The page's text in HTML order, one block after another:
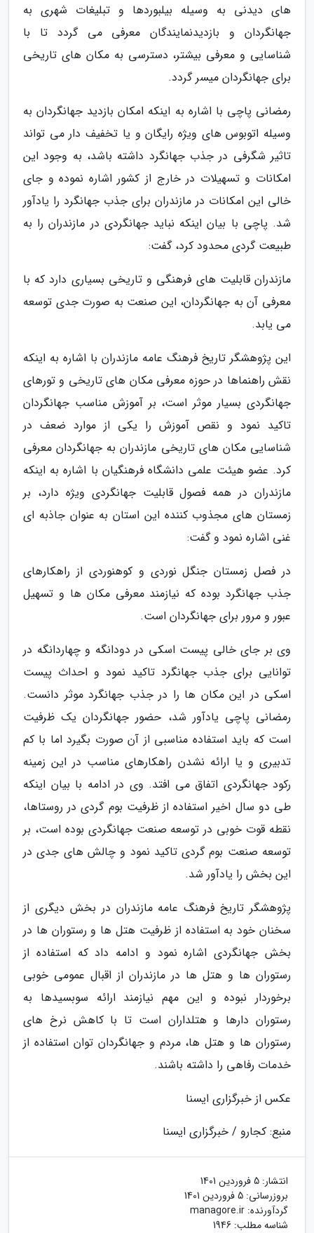
های دیدنی به وسیله بیلبوردها و تبلیغات شهری به
جهانگردان و بازدیدنمایندگان معرفی می گردد تا با
شناسایی و معرفی بیشتر، دسترسی به مکان های تاریخی
برای جهانگردان میسر گردد.
رمضانی پاچی با اشاره به اینکه امکان بازدید جهانگردان به
وسیله اتوبوس های ویژه رایگان و یا تخفیف دار می تواند
تاثیر شگرفی در جذب جهانگرد داشته باشد، به وجود این
امکانات و تسهیلات در خارج از کشور اشاره نموده و جای
خالی این امکانات در مازندران برای جذب جهانگرد را یادآور
شد. پاچی با بیان اینکه نباید جهانگردی در مازندران را به
طبیعت گردی محدود کرد، گفت:
مازندران قابلیت های فرهنگی و تاریخی بسیاری دارد که با
معرفی آن به جهانگردان، این صنعت به صورت جدی توسعه
می یابد.
این پژوهشگر تاریخ فرهنگ عامه مازندران با اشاره به اینکه
نقش راهنماها در حوزه معرفی مکان های تاریخی و تورهای
جهانگردی بسیار موثر است، بر آموزش مناسب جهانگردان
تاکید نمود و نقص آموزش را یکی از موارد ضعف در
شناسایی مکان های تاریخی مازندران به جهانگردان معرفی
کرد. عضو هیئت علمی دانشگاه فرهنگیان با اشاره به اینکه
مازندران در همه فصول قابلیت جهانگردی ویژه دارد، بر
زمستان های مجذوب کننده این استان به عنوان جاذبه ای
غنی اشاره نمود و گفت:
در فصل زمستان جنگل نوردی و کوهنوردی از راهکارهای
جذب جهانگرد بوده که نیازمند معرفی مکان ها و تسهیل
عبور و مرور برای جهانگردان است.
وی بر جای خالی پیست اسکی در دودانگه و چهاردانگه در
توانایی برای جذب جهانگرد تاکید نمود و احداث پیست
اسکی در این مکان ها را در جذب جهانگرد موثر دانست.
رمضانی پاچی یادآور شد، حضور جهانگردان یک ظرفیت
است که باید استفاده مناسبی از آن صورت بگیرد اما با کم
تدبیری و یا ارائه نشدن راهکارهای مناسب در این زمینه
رکود جهانگردی اتفاق می افتد. وی در ادامه با بیان اینکه
طی دو سال اخیر استفاده از ظرفیت بوم گردی در روستاها،
نقطه قوت خوبی در توسعه صنعت جهانگردی بوده است، بر
توسعه صنعت بوم گردی تاکید نمود و چالش های جدی در
این بخش را یادآور شد.
پژوهشگر تاریخ فرهنگ عامه مازندران در بخش دیگری از
سخنان خود به استفاده از ظرفیت هتل ها و رستوران ها در
بخش جهانگردی اشاره نمود و ادامه داد که استفاده از
رستوران ها و هتل ها در مازندران از اقبال عمومی خوبی
برخوردار نبوده و این مهم نیازمند ارائه سوبسیدها به
رستوران دارها و هتلداران است تا با کاهش نرخ های
رستوران ها و هتل ها، مردم و جهانگردان توان استفاده از
خدمات رفاهی را داشته باشند.
عکس از خبرگزاری ایسنا
منبع: کجارو / خبرگزاری ایسنا
انتشار: 5 فروردین 1401
بروزرسانی: 5 فروردین 1401
گردآورنده: managore.ir
شناسه مطلب: 1946